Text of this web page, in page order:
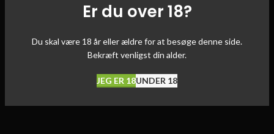
Er du over 18?
Du skal være 18 år eller ældre for at besøge denne side.
Bekræft venligst din alder.
JEG ER 18UNDER 18